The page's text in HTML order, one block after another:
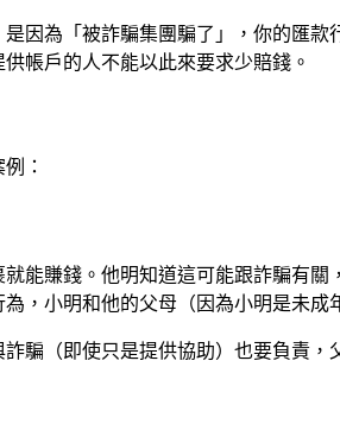
因為「被詐騙集團騙了」，你的匯
帳戶的人不能以此來要求少賠錢。
：
能賺錢。他明知道這可能跟詐騙有
，小明和他的父母（因為小明是未成
騙（即使只是提供協助）也要負責